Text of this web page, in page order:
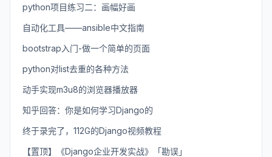
python项目练习二：画幅好画
自动化工具——ansible中文指南
bootstrap入门-做一个简单的页面
python对list去重的各种方法
动手实现m3u8的浏览器播放器
知乎回答：你是如何学习Django的
终于录完了，112G的Django视频教程
【置顶】《Django企业开发实战》「勘误」